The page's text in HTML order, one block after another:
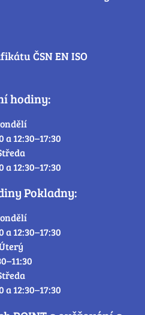
ČSN EN ISO
hodiny:
a 12:30–17:30
a 12:30–17:30
Pokladny:
a 12:30–17:30
a 12:30–17:30